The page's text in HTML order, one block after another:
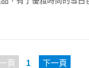
頁 1 下一頁